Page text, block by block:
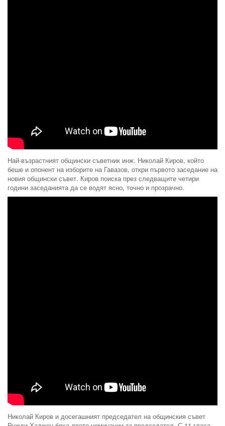
Най-възрастният общински съветник инж. Николай Киров, който
беше и опонент на изборите на Гавазов, откри първото заседание на
новия общински съвет. Киров поиска през следващите четири
години заседанията да се водят ясно, точно и прозрачно.
Николай Киров и досегашният председател на общинския съвет